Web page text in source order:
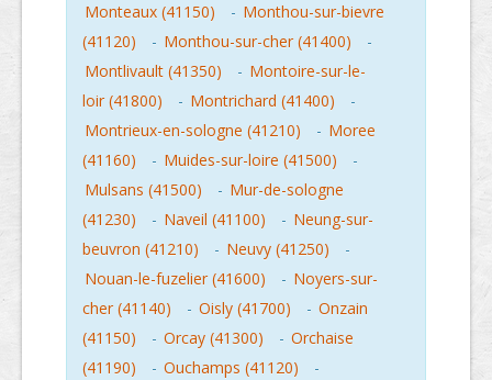
Monteaux (41150)
- Monthou-sur-bievre
(41120)
- Monthou-sur-cher (41400)
-
Montlivault (41350)
- Montoire-sur-le-
loir (41800)
- Montrichard (41400)
-
Montrieux-en-sologne (41210)
- Moree
(41160)
- Muides-sur-loire (41500)
-
Mulsans (41500)
- Mur-de-sologne
(41230)
- Naveil (41100) - Neung-sur-
beuvron (41210)
- Neuvy (41250)
-
Nouan-le-fuzelier (41600)
- Noyers-sur-
cher (41140)
- Oisly (41700) - Onzain
(41150)
- Orcay (41300) - Orchaise
(41190)
- Ouchamps (41120)
-